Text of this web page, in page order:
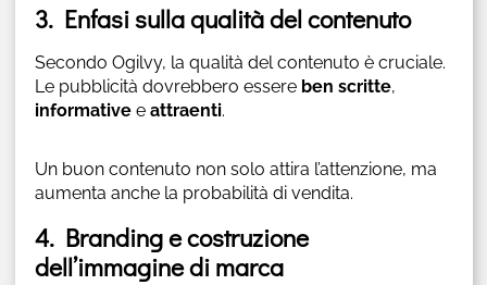
3. Enfasi sulla qualità del contenuto
Secondo Ogilvy, la qualità del contenuto è cruciale.
Le pubblicità dovrebbero essere ben scritte,
informative e attraenti.
Un buon contenuto non solo attira l’attenzione, ma
aumenta anche la probabilità di vendita.
4. Branding e costruzione
dell’immagine di marca